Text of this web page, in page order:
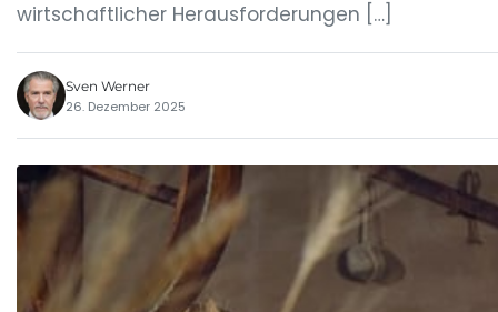
wirtschaftlicher Herausforderungen […]
Sven Werner
26. Dezember 2025